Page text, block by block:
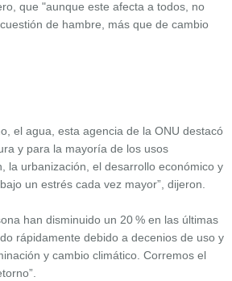
que "aunque este afecta a todos, no
de hambre, más que de cambio
el agua, esta agencia de la ONU destacó
y para la mayoría de los usos
la urbanización, el desarrollo económico y
un estrés cada vez mayor”, dijeron.
han disminuido un 20 % en las últimas
rápidamente debido a decenios de uso y
y cambio climático. Corremos el